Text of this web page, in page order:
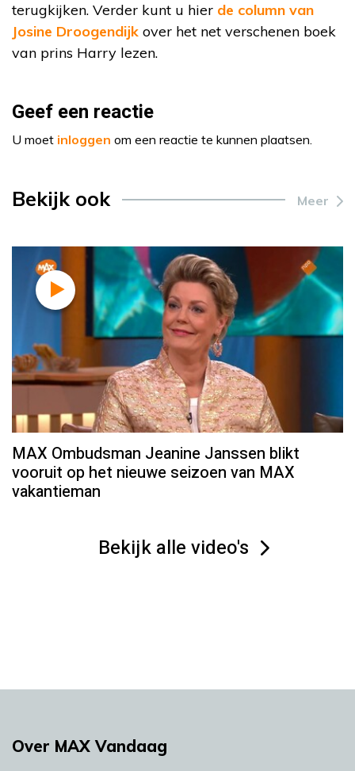
terugkijken. Verder kunt u hier de column van
Josine Droogendijk over het net verschenen boek
van prins Harry lezen.
Geef een reactie
U moet inloggen om een reactie te kunnen plaatsen.
Bekijk ook Meer
MAX Ombudsman Jeanine Janssen blikt
vooruit op het nieuwe seizoen van MAX
vakantieman
Bekijk alle video's
Over MAX Vandaag